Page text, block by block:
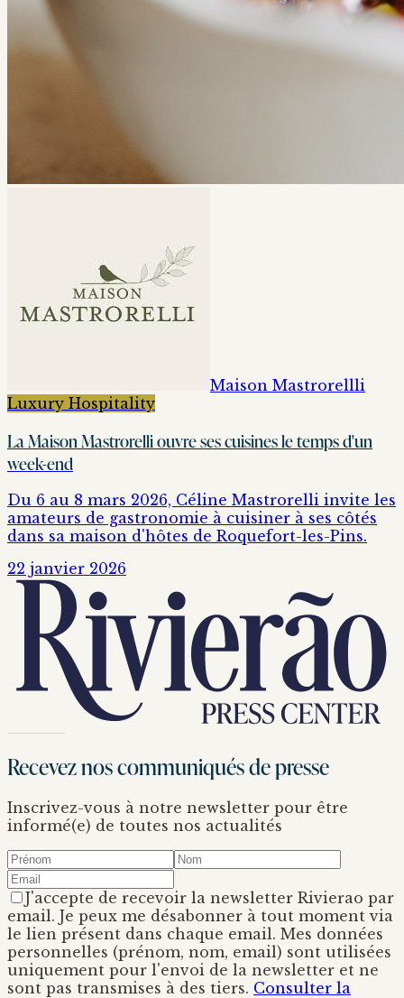
Maison Mastrorellli
Luxury Hospitality
La Maison Mastrorelli ouvre ses cuisines le temps d'un
week-end
Du 6 au 8 mars 2026, Céline Mastrorelli invite les
amateurs de gastronomie à cuisiner à ses côtés
dans sa maison d'hôtes de Roquefort-les-Pins.
22 janvier 2026
Recevez nos communiqués de presse
Inscrivez-vous à notre newsletter pour être
informé(e) de toutes nos actualités
J'accepte de recevoir la newsletter Rivierao par
email. Je peux me désabonner à tout moment via
le lien présent dans chaque email. Mes données
personnelles (prénom, nom, email) sont utilisées
uniquement pour l'envoi de la newsletter et ne
sont pas transmises à des tiers. Consulter la